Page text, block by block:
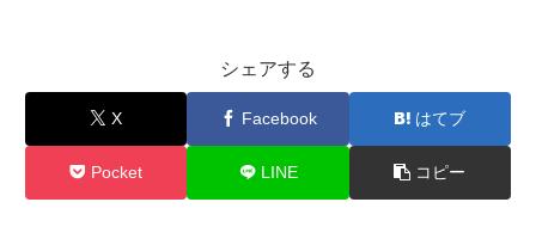
シェアする
X Facebook はてブ
Pocket LINE コピー